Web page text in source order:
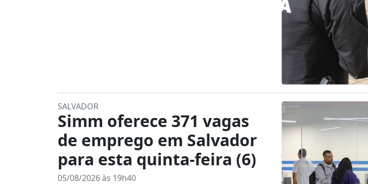
SALVADOR
Simm oferece 371 vagas
de emprego em Salvador
para esta quinta-feira (6)
05/08/2026 às 19h40